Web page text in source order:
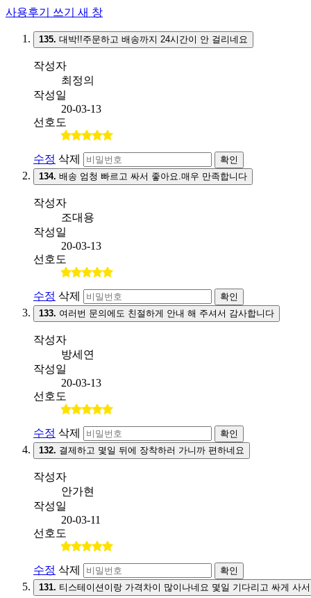
사용후기 쓰기 새 창
135. 대박!!주문하고 배송까지 24시간이 안 걸리네요
작성자
최정의
작성일
20-03-13
선호도
수정 삭제
확인
134. 배송 엄청 빠르고 싸서 좋아요.매우 만족합니다
작성자
조대용
작성일
20-03-13
선호도
수정 삭제
확인
133. 여러번 문의에도 친절하게 안내 해 주셔서 감사합니다
작성자
방세연
작성일
20-03-13
선호도
수정 삭제
확인
132.
결제하고 몇일 뒤에 장착하러 가니까 편하네요
작성자
안가현
작성일
20-03-11
선호도
수정 삭제
확인
131. 티스테이션이랑 가격차이 많이나네요 몇일 기다리고 싸게 사